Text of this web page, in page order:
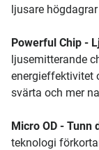
ljusare
Powerful Chip -
ljusemitterande
energieffektivitet
svärta och mer
Micro OD - Tunn
teknologi